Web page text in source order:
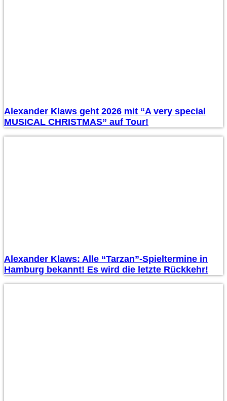
Alexander Klaws geht 2026 mit “A very special
MUSICAL CHRISTMAS” auf Tour!
Alexander Klaws: Alle “Tarzan”-Spieltermine in
Hamburg bekannt! Es wird die letzte Rückkehr!